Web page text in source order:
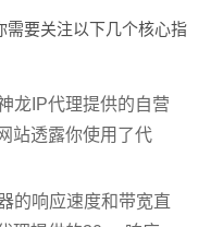
需要关注以下几个核心指
龙IP代理提供的自营
站透露你使用了代
的响应速度和带宽直